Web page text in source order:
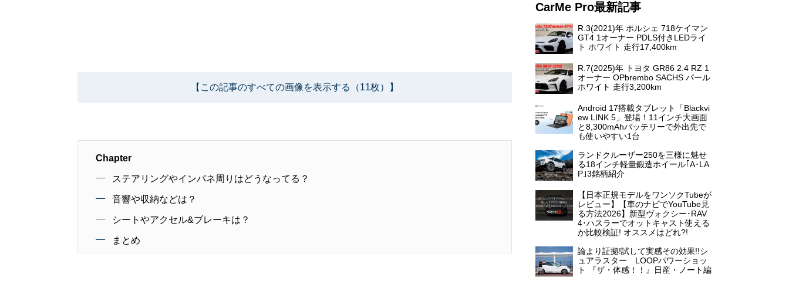
【この記事のすべての画像を表示する（11枚）】
Chapter
ステアリングやインパネ周りはどうなってる？
音響や収納などは？
シートやアクセル&ブレーキは？
まとめ
CarMe Pro最新記事
R.3(2021)年 ポルシェ 718ケイマン
GT4 1オーナー PDLS付きLEDライ
ト ホワイト 走行17,400km
R.7(2025)年 トヨタ GR86 2.4 RZ 1
オーナー OPbrembo SACHS パール
ホワイト 走行3,200km
Android 17搭載タブレット「Blackvi
ew LINK 5」登場！11インチ大画面
と8,300mAhバッテリーで外出先で
も使いやすい1台
ランドクルーザー250を三様に魅せ
る18インチ軽量鍛造ホイール｢A･LA
P｣3銘柄紹介
【日本正規モデルをワンソクTubeが
レビュー】【車のナビでYouTube見
る方法2026】新型ヴォクシー･RAV
4･ハスラーでオットキャスト使える
か比較検証! オススメはどれ?!
論より証拠!試して実感その効果!!シ
ュアラスター LOOPパワーショッ
ト 『ザ・体感！！』日産・ノート編